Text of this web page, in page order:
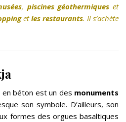
, piscines géothermiques et
etles restaurants. Il s’achète
en béton est un des monuments
son symbole. D’ailleurs, son
formes des orgues basaltiques